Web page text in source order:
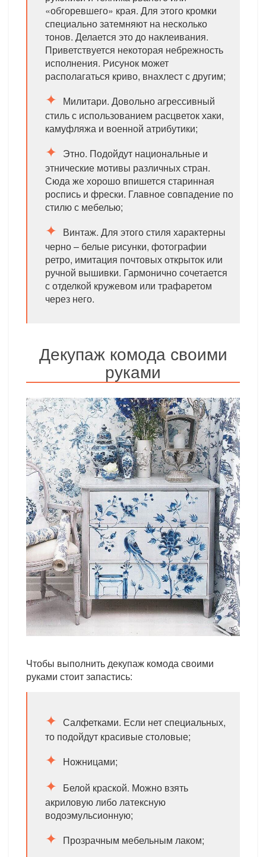
«обгоревшего» края. Для этого кромки
специально затемняют на несколько
тонов. Делается это до наклеивания.
Приветствуется некоторая небрежность
исполнения. Рисунок может
располагаться криво, внахлест с другим;
Милитари. Довольно агрессивный
стиль с использованием расцветок хаки,
камуфляжа и военной атрибутики;
Этно. Подойдут национальные и
этнические мотивы различных стран.
Сюда же хорошо впишется старинная
роспись и фрески. Главное совпадение по
стилю с мебелью;
Винтаж. Для этого стиля характерны
черно – белые рисунки, фотографии
ретро, имитация почтовых открыток или
ручной вышивки. Гармонично сочетается
с отделкой кружевом или трафаретом
через него.
Декупаж комода своими
руками
Чтобы выполнить декупаж комода своими
руками стоит запастись:
Салфетками. Если нет специальных,
то подойдут красивые столовые;
Ножницами;
Белой краской. Можно взять
акриловую либо латексную
водоэмульсионную;
Прозрачным мебельным лаком;